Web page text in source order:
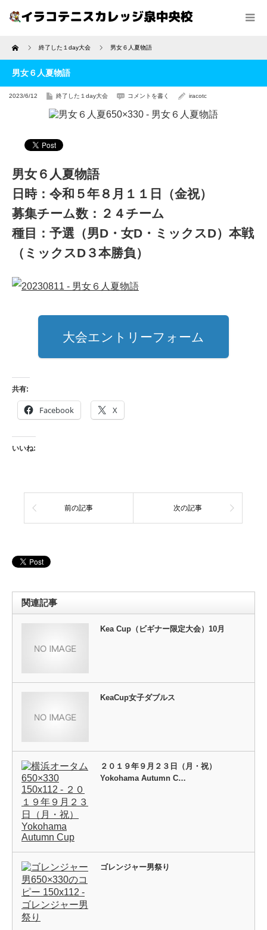
Home 終了した１day大会 男女６人夏物語
男女６人夏物語
2023/6/12 終了した１day大会 コメントを書く iracotc
男女６人夏物語
日時：令和５年８月１１日（金祝）
募集チーム数：２４チーム
種目：予選（男D・女D・ミックスD）本戦
（ミックスD３本勝負）
大会エントリーフォーム
共有:
Facebook X
いいね:
前の記事 次の記事
関連記事
Kea Cup（ビギナー限定大会）10月
KeaCup女子ダブルス
２０１９年９月２３日（月・祝）
Yokohama Autumn C…
ゴレンジャー男祭り